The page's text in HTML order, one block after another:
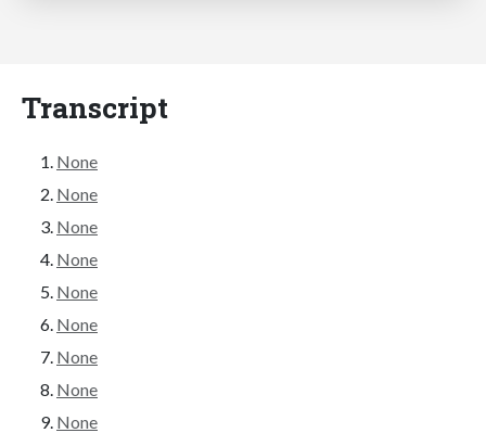
Transcript
None
None
None
None
None
None
None
None
None